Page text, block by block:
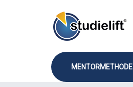
MENTORMETHODE